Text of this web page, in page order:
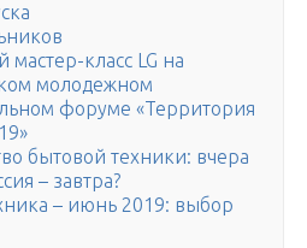
класс LG на
молодежном
форуме «Территория
бытовой техники: вчера
– завтра?
– июнь 2019: выбор